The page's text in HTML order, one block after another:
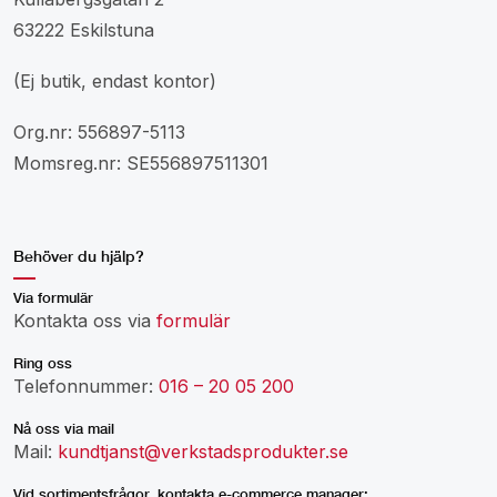
63222 Eskilstuna
(Ej butik, endast kontor)
Org.nr: 556897-5113
Momsreg.nr: SE556897511301
Behöver du hjälp?
Via formulär
Kontakta oss via formulär
Ring oss
Telefonnummer: 016 – 20 05 200
Nå oss via mail
Mail: kundtjanst@verkstadsprodukter.se
Vid sortimentsfrågor, kontakta e-commerce manager: